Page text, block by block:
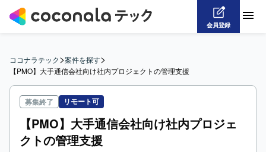
会員登録
ココナラテック>案件を探す>
【PMO】大手通信会社向け社内プロジェクトの管理支援
募集終了 リモート可
【PMO】大手通信会社向け社内プロジェ
クトの管理支援